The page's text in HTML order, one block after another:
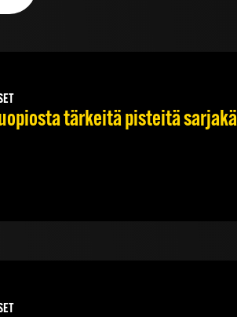
tärkeitä pisteitä